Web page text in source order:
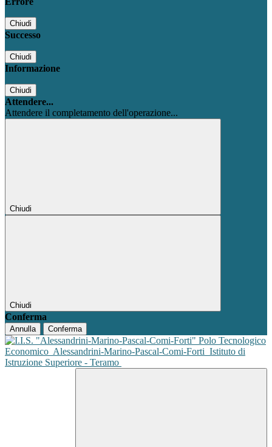
Chiudi
Successo
Chiudi
Informazione
Chiudi
Attendere...
Attendere il completamento dell'operazione...
Chiudi
Chiudi
Conferma
Annulla Conferma
Polo Tecnologico
Economico Alessandrini-Marino-Pascal-Comi-Forti Istituto di
Istruzione Superiore - Teramo